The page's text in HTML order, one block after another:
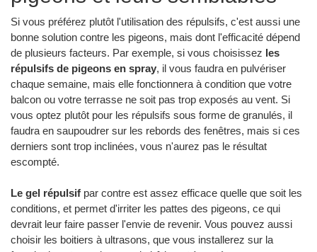
Si vous préférez plutôt l'utilisation des répulsifs, c'est aussi une
bonne solution contre les pigeons, mais dont l'efficacité dépend
de plusieurs facteurs. Par exemple, si vous choisissez les
répulsifs de pigeons en spray, il vous faudra en pulvériser
chaque semaine, mais elle fonctionnera à condition que votre
balcon ou votre terrasse ne soit pas trop exposés au vent. Si
vous optez plutôt pour les répulsifs sous forme de granulés, il
faudra en saupoudrer sur les rebords des fenêtres, mais si ces
derniers sont trop inclinées, vous n'aurez pas le résultat
escompté.
Le gel répulsif par contre est assez efficace quelle que soit les
conditions, et permet d'irriter les pattes des pigeons, ce qui
devrait leur faire passer l'envie de revenir. Vous pouvez aussi
choisir les boitiers à ultrasons, que vous installerez sur la